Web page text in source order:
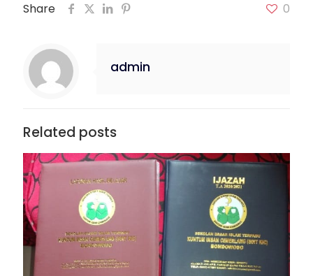
Share 0
admin
Related posts